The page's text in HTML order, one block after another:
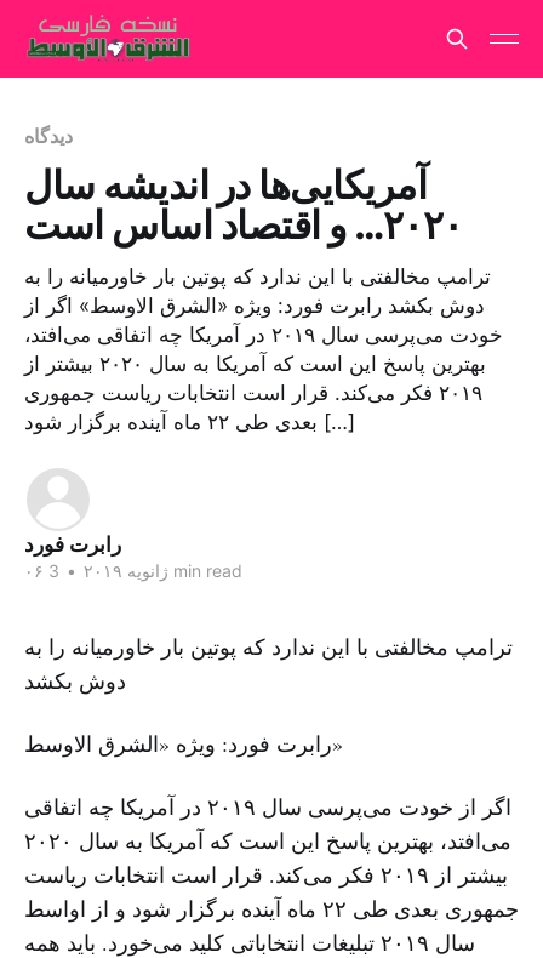
دیدگاه
آمریکایی‌ها در اندیشه سال
۲۰۲۰… و اقتصاد اساس است
ترامپ مخالفتی با این ندارد که پوتین بار خاورمیانه را به
دوش بکشد رابرت فورد: ویژه «الشرق الاوسط» اگر از
خودت می‌پرسی سال ۲۰۱۹ در آمریکا چه اتفاقی می‌افتد،
بهترین پاسخ این است که آمریکا به سال ۲۰۲۰ بیشتر از
۲۰۱۹ فکر می‌کند. قرار است انتخابات ریاست جمهوری
بعدی طی ۲۲ ماه آینده برگزار شود […]
رابرت فورد
۰۶ ژانویه ۲۰۱۹ • 3 min read
ترامپ مخالفتی با این ندارد که پوتین بار خاورمیانه را به
دوش بکشد
رابرت فورد: ویژه «الشرق الاوسط»
اگر از خودت می‌پرسی سال ۲۰۱۹ در آمریکا چه اتفاقی
می‌افتد، بهترین پاسخ این است که آمریکا به سال ۲۰۲۰
بیشتر از ۲۰۱۹ فکر می‌کند. قرار است انتخابات ریاست
جمهوری بعدی طی ۲۲ ماه آینده برگزار شود و از اواسط
سال ۲۰۱۹ تبلیغات انتخاباتی کلید می‌خورد. باید همه